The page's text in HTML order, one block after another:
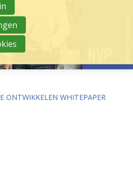
ONTWIKKELEN WHITEPAPER